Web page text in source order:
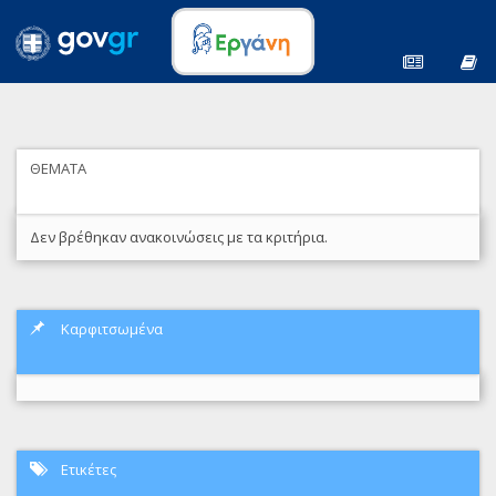
ΘΕΜΑΤΑ
Δεν βρέθηκαν ανακοινώσεις με τα κριτήρια.
Καρφιτσωμένα
Ετικέτες